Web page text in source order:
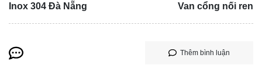
Inox 304 Đà Nẵng Van cổng nối ren
Thêm bình luận